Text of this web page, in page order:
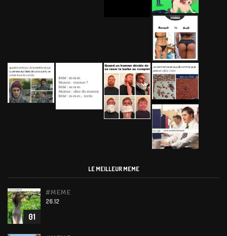
LE MEILLEUR MEME
01
#MEME
26.12